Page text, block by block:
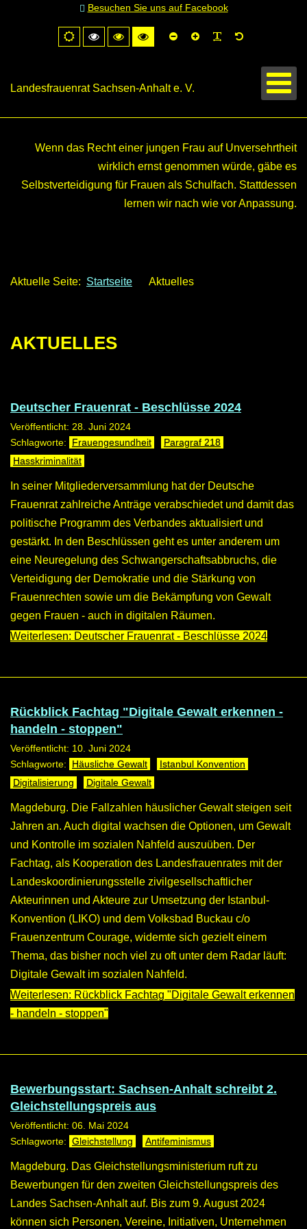
Besuchen Sie uns auf Facebook
Normale
Ansicht
Hoher
Kontrast
Hoher
Kontrast
Hoher
Kontrast
Schrift
kleiner
Schrift
größer
Landesfrauenrat Sachsen-Anhalt e. V.
Wenn das Recht einer jungen Frau auf Unversehrtheit
wirklich ernst genommen würde, gäbe es
Selbstverteidigung für Frauen als Schulfach. Stattdessen
lernen wir nach wie vor Anpassung.
Aktuelle Seite: Startseite Aktuelles
AKTUELLES
Deutscher Frauenrat - Beschlüsse 2024
Veröffentlicht: 28. Juni 2024
Frauengesundheit
Paragraf 218
Hasskriminalität
In seiner Mitgliederversammlung hat der Deutsche
Frauenrat zahlreiche Anträge verabschiedet und damit das
politische Programm des Verbandes aktualisiert und
gestärkt. In den Beschlüssen geht es unter anderem um
eine Neuregelung des Schwangerschaftsabbruchs, die
Verteidigung der Demokratie und die Stärkung von
Frauenrechten sowie um die Bekämpfung von Gewalt
gegen Frauen - auch in digitalen Räumen.
Weiterlesen: Deutscher Frauenrat - Beschlüsse 2024
Rückblick Fachtag "Digitale Gewalt erkennen -
handeln - stoppen"
Veröffentlicht: 10. Juni 2024
Häusliche Gewalt
Istanbul Konvention
Digitalisierung
Digitale Gewalt
Magdeburg. Die Fallzahlen häuslicher Gewalt steigen seit
Jahren an. Auch digital wachsen die Optionen, um Gewalt
und Kontrolle im sozialen Nahfeld auszuüben. Der
Fachtag, als Kooperation des Landesfrauenrates mit der
Landeskoordinierungsstelle zivilgesellschaftlicher
Akteurinnen und Akteure zur Umsetzung der Istanbul-
Konvention (LIKO) und dem Volksbad Buckau c/o
Frauenzentrum Courage, widemte sich gezielt einem
Thema, das bisher noch viel zu oft unter dem Radar läuft:
Digitale Gewalt im sozialen Nahfeld.
Weiterlesen: Rückblick Fachtag "Digitale Gewalt erkennen
- handeln - stoppen"
Bewerbungsstart: Sachsen-Anhalt schreibt 2.
Gleichstellungspreis aus
Veröffentlicht: 06. Mai 2024
Gleichstellung Antifeminismus
Magdeburg. Das Gleichstellungsministerium ruft zu
Bewerbungen für den zweiten Gleichstellungspreis des
Landes Sachsen-Anhalt auf. Bis zum 9. August 2024
können sich Personen, Vereine, Initiativen, Unternehmen